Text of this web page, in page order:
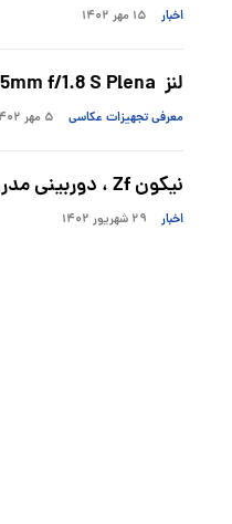
اخبار ۱۵ مهر ۱۴۰۲
لنز NIKKOR Z 135mm f/1.8 S Plena معرفی شد
معرفی تجهیزات عکاسی ۵ مهر ۱۴۰۲
نیکون Zf ، دوربینی مدرن با طراحی Retro
اخبار ۲۹ شهریور ۱۴۰۲